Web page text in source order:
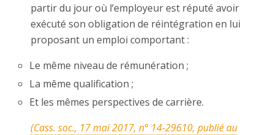
partir du jour où l’employeur est réputé avoir
exécuté son obligation de réintégration en lui
proposant un emploi comportant :
Le même niveau de rémunération ;
La même qualification ;
Et les mêmes perspectives de carrière.
(Cass. soc., 17 mai 2017, n° 14-29610, publié au